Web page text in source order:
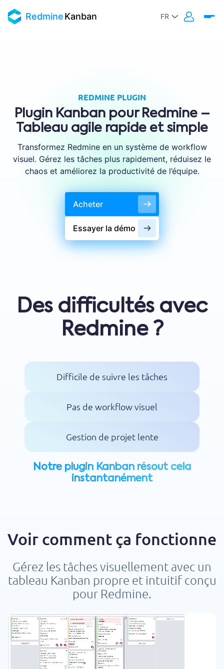
RedmineKanban
REDMINE PLUGIN
Plugin Kanban pour Redmine –
Tableau agile rapide et simple
Transformez Redmine en un système de workflow
visuel. Gérez les tâches plus rapidement, réduisez le
chaos et améliorez la productivité de l’équipe.
Acheter
Essayer la démo
Des difficultés avec
Redmine ?
Difficile de suivre les tâches
Pas de workflow visuel
Gestion de projet lente
Notre plugin Kanban résout cela
instantanément
Voir comment ça fonctionne
Gérez les tâches visuellement avec un
tableau Kanban propre et intuitif conçu
pour Redmine.